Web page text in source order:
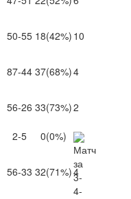
50-55 18(42%) 10
87-44 37(68%)4
56-26 33(73%)2
2-5 0(0%)
56-33 32(71%)4